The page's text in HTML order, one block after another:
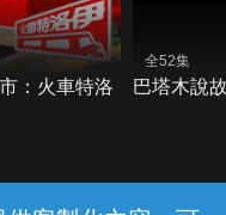
：火車特洛
全52集
巴塔木說